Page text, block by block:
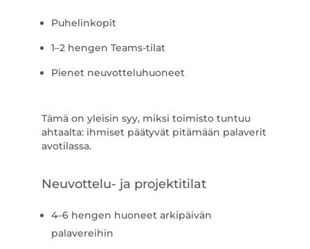
Puhelinkopit
1–2 hengen Teams-tilat
Pienet neuvotteluhuoneet
Tämä on yleisin syy, miksi toimisto tuntuu
ahtaalta: ihmiset päätyvät pitämään palaverit
avotilassa.
Neuvottelu- ja projektitilat
4–6 hengen huoneet arkipäivän
palavereihin